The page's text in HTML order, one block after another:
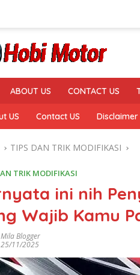
ABOUT US CONTACT US
US Contact US Disclaimer
TIPS DAN TRIK MODIFIKASI
TRIK MODIFIKASI
ini nih
Wajib Kamu
Mila Blogger
25/11/2025